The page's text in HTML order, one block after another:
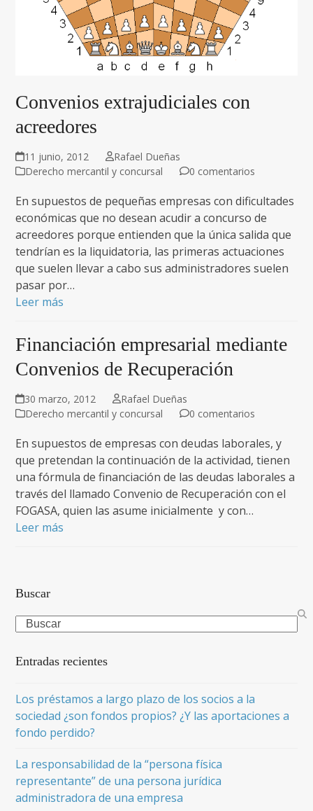
Convenios extrajudiciales con
acreedores
11 junio, 2012
Rafael Dueñas
Derecho mercantil y concursal
0 comentarios
En supuestos de pequeñas empresas con dificultades
económicas que no desean acudir a concurso de
acreedores porque entienden que la única salida que
tendrían es la liquidatoria, las primeras actuaciones
que suelen llevar a cabo sus administradores suelen
pasar por…
Leer más
Financiación empresarial mediante
Convenios de Recuperación
30 marzo, 2012
Rafael Dueñas
Derecho mercantil y concursal
0 comentarios
En supuestos de empresas con deudas laborales, y
que pretendan la continuación de la actividad, tienen
una fórmula de financiación de las deudas laborales a
través del llamado Convenio de Recuperación con el
FOGASA, quien las asume inicialmente y con…
Leer más
Buscar
Search
Entradas recientes
Los préstamos a largo plazo de los socios a la
sociedad ¿son fondos propios? ¿Y las aportaciones a
fondo perdido?
La responsabilidad de la “persona física
representante” de una persona jurídica
administradora de una empresa